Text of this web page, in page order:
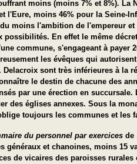
moins (moins 7% et 8%).
l'Eure, moins 46% pour la Seine-
moins l'ambition de l'empereur
possibilités. En effet le même
commune, s'engageant à payer
les évêques qui
Delacroix sont très inférieures à la
le destin de chacune des
par une érection en
des églises annexes. Sous la
toujours les communes et les
du personnel par exercices de
généraux et chanoines, moins 15
de vicaires des paroisses